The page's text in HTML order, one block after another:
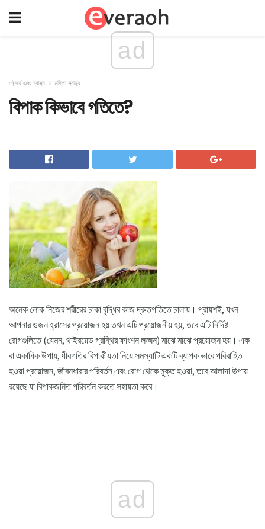
ad
সৌন্দর্য এবং স্বাস্থ্য মহিলা স্বাস্থ্য
বিপাক কিভাবে গতিতে?
অনেক লোক নিজের শরীরের চাকা বৃদ্ধির কাজ দ্রুতগতিতে চালায়। প্রায়শই, যখন
আপনার ওজন হ্রাসের প্রয়োজন হয় তখন এটি প্রয়োজনীয় হয়, তবে এটি নির্দিষ্ট
রোগগুলিতে (যেমন, থাইরয়েড গ্রন্থির ফাংশন লঙ্ঘন) মাঝে মাঝে প্রয়োজন হয়। এক
বা একাধিক উপায়, ধীরগতির বিপাকীয়তা নিয়ে সমস্যাটি একটি ব্যাপক ভাবে পরিবাহিত
হওয়া প্রয়োজন, জীবনধারার পরিবর্তন এবং রোগ থেকে মুক্ত হওয়া, তবে আলাদা উপায়
রয়েছে যা বিপাকজনিত পরিবর্তন করতে সহায়তা করে।
ad